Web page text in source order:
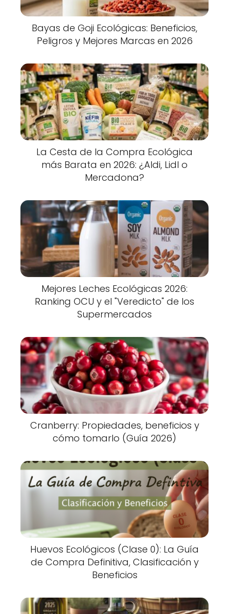
Bayas de Goji Ecológicas: Beneficios,
Peligros y Mejores Marcas en 2026
La Cesta de la Compra Ecológica
más Barata en 2026: ¿Aldi, Lidl o
Mercadona?
Mejores Leches Ecológicas 2026:
Ranking OCU y el "Veredicto" de los
Supermercados
Cranberry: Propiedades, beneficios y
cómo tomarlo (Guía 2026)
Huevos Ecológicos (Clase 0): La Guía
de Compra Definitiva, Clasificación y
Beneficios